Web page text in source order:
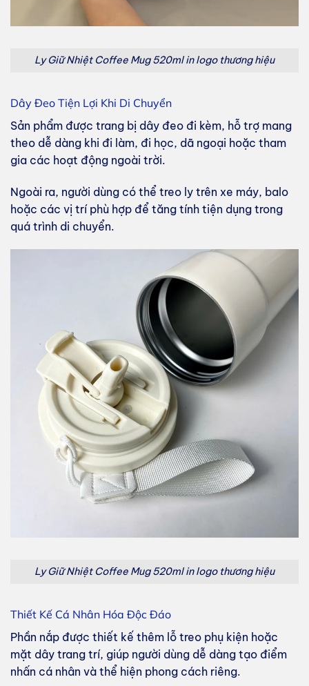
Ly Giữ Nhiệt Coffee Mug 520ml in logo thương hiệu
Dây Đeo Tiện Lợi Khi Di Chuyển
Sản phẩm được trang bị dây đeo đi kèm, hỗ trợ mang
theo dễ dàng khi đi làm, đi học, dã ngoại hoặc tham
gia các hoạt động ngoài trời.
Ngoài ra, người dùng có thể treo ly trên xe máy, balo
hoặc các vị trí phù hợp để tăng tính tiện dụng trong
quá trình di chuyển.
Ly Giữ Nhiệt Coffee Mug 520ml in logo thương hiệu
Thiết Kế Cá Nhân Hóa Độc Đáo
Phần nắp được thiết kế thêm lỗ treo phụ kiện hoặc
mặt dây trang trí, giúp người dùng dễ dàng tạo điểm
nhấn cá nhân và thể hiện phong cách riêng.